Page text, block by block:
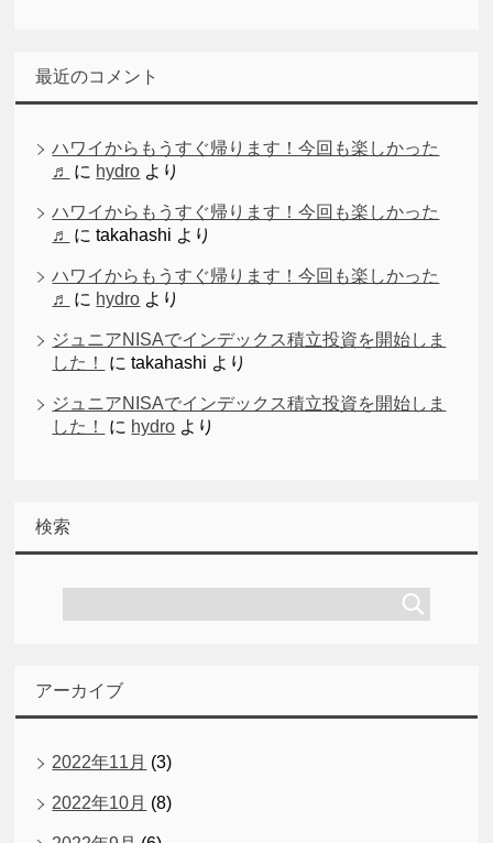
最近のコメント
ハワイからもうすぐ帰ります！今回も楽しかった
♬
に hydro より
ハワイからもうすぐ帰ります！今回も楽しかった
♬
にtakahashi より
ハワイからもうすぐ帰ります！今回も楽しかった
♬
に hydro より
ジュニアNISAでインデックス積立投資を開始しま
した！
にtakahashi より
ジュニアNISAでインデックス積立投資を開始しま
した！
に hydro より
検索
アーカイブ
2022年11月 (3)
2022年10月 (8)